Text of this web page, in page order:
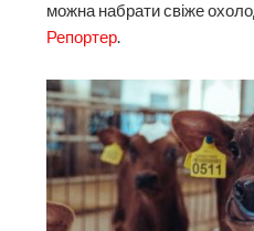
можна набрати свіже
Репортер.